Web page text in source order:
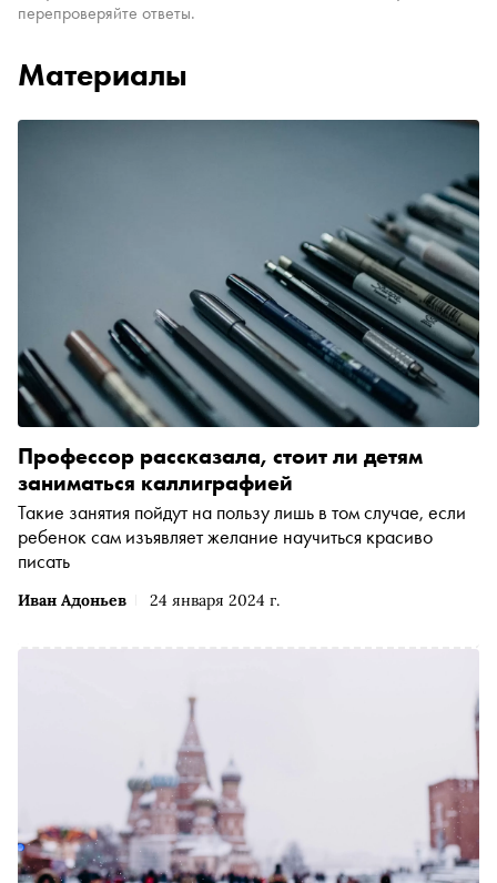
перепроверяйте ответы.
Материалы
Иван Адоньев 24 января 2024 г.
Профессор рассказала, стоит ли детям
заниматься каллиграфией
Такие занятия пойдут на пользу лишь в том случае, если
ребенок сам изъявляет желание научиться красиво
писать